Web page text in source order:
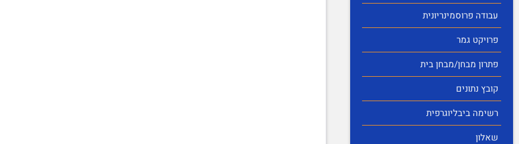
עבודה פרוסמינריונית
פרויקט גמר
פתרון מבחן/מבחן בית
קובץ נתונים
רשימה ביבליוגרפית
שאלון